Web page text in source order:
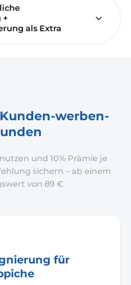
+
als Extra
Kunden-werben-
und 10% Prämie je
sichern – ab einem
von 89 €
für